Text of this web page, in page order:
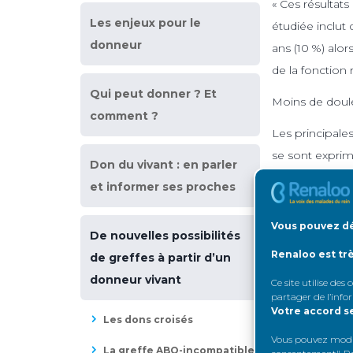
Vous pouvez
Renaloo est
Ce site utilise des
partager de
Votre accord
Vous pouvez
Les enjeux pour le
donneur
Qui peut donner ? Et
comment ?
Don du vivant : en parler
et informer ses proches
De nouvelles possibilités
de greffes à partir d’un
donneur vivant
Les dons croisés
La greffe ABO-incompatible
« Ces
étudiée inclut
ans (10 %)
de la fonction
Moins de
Les
se sont
résiduelle,
précise le Pr
« L’étude
ainsi que les
dans les
douleur »,